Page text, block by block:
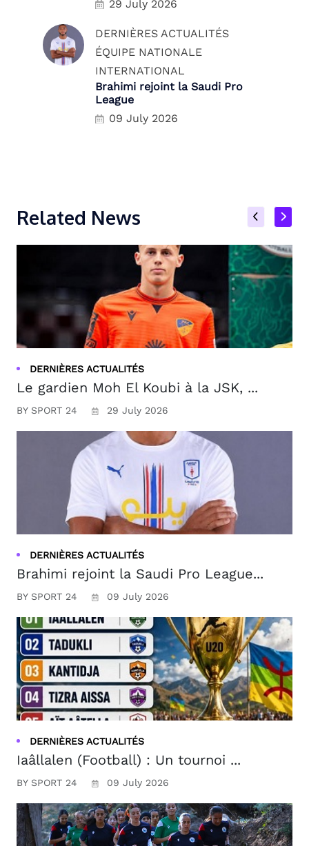
29 July 2026
DERNIÈRES ACTUALITÉS
ÉQUIPE NATIONALE
INTERNATIONAL
Brahimi rejoint la Saudi Pro
League
09 July 2026
Related News
DERNIÈRES ACTUALITÉS
Le gardien Moh El Koubi à la JSK, ...
BY SPORT 24 29 July 2026
DERNIÈRES ACTUALITÉS
Brahimi rejoint la Saudi Pro League...
BY SPORT 24 09 July 2026
DERNIÈRES ACTUALITÉS
Iaâllalen (Football) : Un tournoi ...
BY SPORT 24 09 July 2026